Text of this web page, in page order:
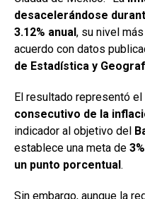
desacelerándose
3.12% anual, su nivel
acuerdo con datos
de Estadística y
El resultado representó el
consecutivo de la
indicador al objetivo del
establece una meta de
un punto porcentual.
Sin embargo, aunque la